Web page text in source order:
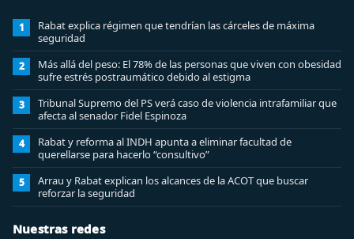
1
Rabat explica régimen que tendrían las cárceles de máxima
seguridad
2
Más allá del peso: El 78% de las personas que viven con obesidad
sufre estrés postraumático debido al estigma
3
Tribunal Supremo del PS verá caso de violencia intrafamiliar que
afecta al senador Fidel Espinoza
4
Rabat y reforma al INDH apunta a eliminar facultad de
querellarse para hacerlo “consultivo”
5
Arrau y Rabat explican los alcances de la ACOT que buscar
reforzar la seguridad
Nuestras redes